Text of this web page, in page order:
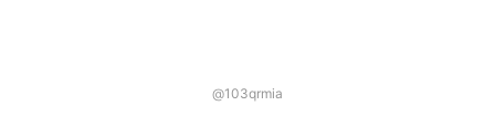
@103qrmia